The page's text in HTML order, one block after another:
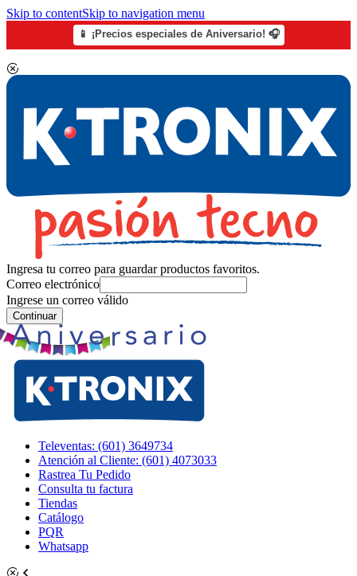
Skip to contentSkip to navigation menu
📱 ¡Precios especiales de Aniversario! 🎧
Ingresa tu correo para guardar productos favoritos.
Correo electrónico
Ingrese un correo válido
Continuar
Televentas: (601) 3649734
Atención al Cliente: (601) 4073033
Rastrea Tu Pedido
Consulta tu factura
Tiendas
Catálogo
PQR
Whatsapp